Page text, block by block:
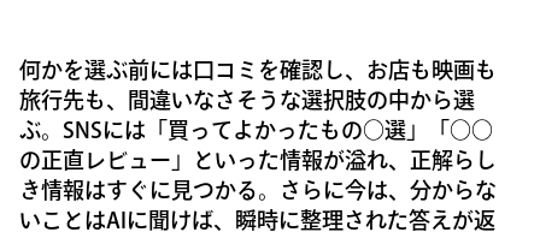
何かを選ぶ前には口コミを確認し、お店も映画も
旅行先も、間違いなさそうな選択肢の中から選
ぶ。SNSには「買ってよかったもの○選」「○○
の正直レビュー」といった情報が溢れ、正解らし
き情報はすぐに見つかる。さらに今は、分からな
いことはAIに聞けば、瞬時に整理された答えが返